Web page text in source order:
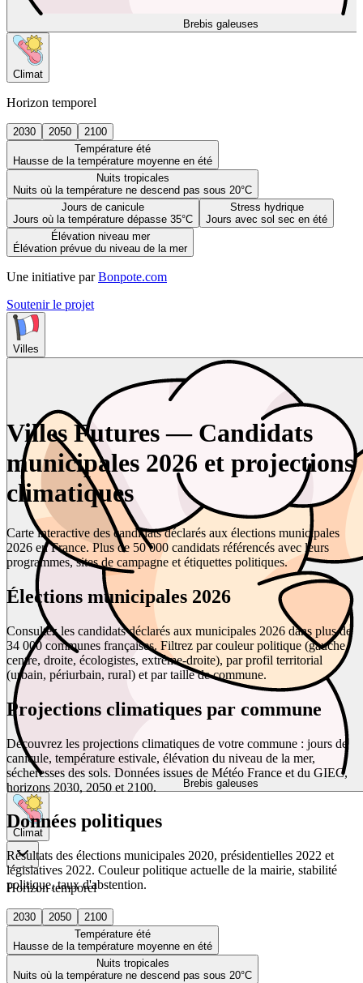
Brebis galeuses
Climat
Horizon temporel
2030 2050
2100
Température été
Hausse de la température moyenne en été
Nuits tropicales
Nuits où la température ne descend pas sous 20°C
Jours de canicule
Jours où la température dépasse 35°C
Stress hydrique
Jours avec sol sec en été
Élévation niveau mer
Élévation prévue du niveau de la mer
Une initiative par Bonpote.com
Soutenir le projet
Villes
Brebis galeuses
Climat
Horizon temporel
2030 2050
2100
Température été
Hausse de la température moyenne en été
Nuits tropicales
Nuits où la température ne descend pas sous 20°C
Villes Futures — Candidats
municipales 2026 et projections
climatiques
Carte interactive des candidats déclarés aux élections municipales
2026 en France. Plus de 50 000 candidats référencés avec leurs
programmes, sites de campagne et étiquettes politiques.
Élections municipales 2026
Consultez les candidats déclarés aux municipales 2026 dans plus de
34 000 communes françaises. Filtrez par couleur politique (gauche,
centre, droite, écologistes, extrême-droite), par profil territorial
(urbain, périurbain, rural) et par taille de commune.
Projections climatiques par commune
Découvrez les projections climatiques de votre commune : jours de
canicule, température estivale, élévation du niveau de la mer,
sécheresses des sols. Données issues de Météo France et du GIEC,
horizons 2030, 2050 et 2100.
Données politiques
Résultats des élections municipales 2020, présidentielles 2022 et
législatives 2022. Couleur politique actuelle de la mairie, stabilité
politique, taux d'abstention.